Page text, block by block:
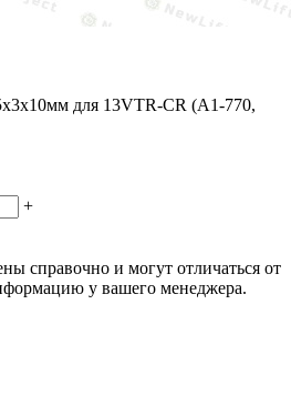
для 13VTR-CR (A1-770,
+
справочно и могут отличаться от
у вашего менеджера.